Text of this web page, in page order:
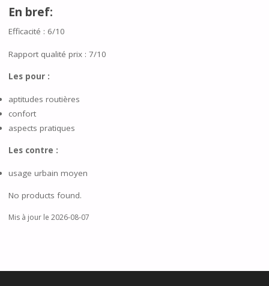
En bref:
Efficacité : 6/10
Rapport qualité prix : 7/10
Les pour :
aptitudes routières
confort
aspects pratiques
Les contre :
usage urbain moyen
No products found.
Mis à jour le 2026-08-07